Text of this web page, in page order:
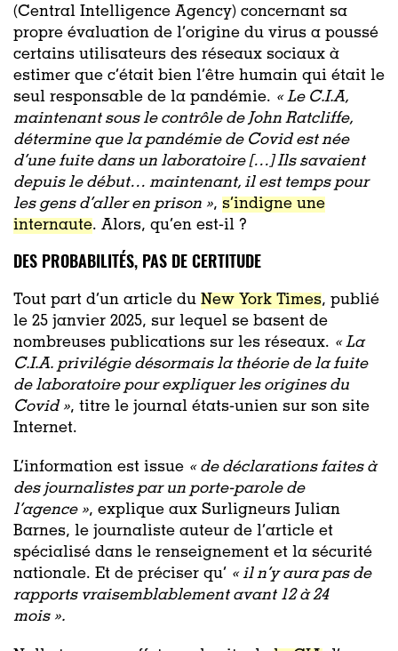
(Central Intelligence Agency) concernant sa
propre évaluation de l’origine du virus a poussé
certains utilisateurs des réseaux sociaux à
estimer que c’était bien l’être humain qui était le
seul responsable de la pandémie. «Le C.I.A,
maintenant sous le contrôle de John Ratcliffe,
détermine que la pandémie de Covid est née
d’une fuite dans un laboratoire […] Ils savaient
depuis le début… maintenant, il est temps pour
les gens d’aller en prison », s’indigne une
internaute. Alors, qu’en est-il ?
DES PROBABILITÉS, PAS DE CERTITUDE
Tout part d’un article du New York Times, publié
le 25 janvier 2025, sur lequel se basent de
nombreuses publications sur les réseaux. « La
C.I.A. privilégie désormais la théorie de la fuite
de laboratoire pour expliquer les origines du
Covid », titre le journal états-unien sur son site
Internet.
L’information est issue « de déclarations faites à
des journalistes par un porte-parole de
l’agence », explique aux Surligneurs Julian
Barnes, le journaliste auteur de l’article et
spécialisé dans le renseignement et la sécurité
nationale. Et de préciser qu’ « il n’y aura pas de
rapports vraisemblablement avant 12 à 24
mois ».